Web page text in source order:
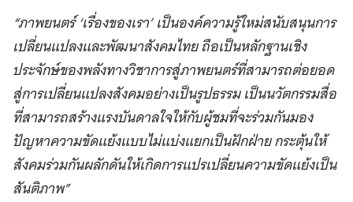
“ภาพยนตร์ ‘เรื่องของเรา’ เป็นองค์ความรู้ใหม่สนับสนุนการ
เปลี่ยนแปลงและพัฒนาสังคมไทย ถือเป็นหลักฐานเชิง
ประจักษ์ของพลังทางวิชาการสู่ภาพยนตร์ที่สามารถต่อยอด
สู่การเปลี่ยนแปลงสังคมอย่างเป็นรูปธรรม เป็นนวัตกรรมสื่อ
ที่สามารถสร้างแรงบันดาลใจให้กับผู้ชมที่จะร่วมกันมอง
ปัญหาความขัดแย้งแบบไม่แบ่งแยกเป็นฝักฝ่าย กระตุ้นให้
สังคมร่วมกันผลักดันให้เกิดการแปรเปลี่ยนความขัดแย้งเป็น
สันติภาพ”